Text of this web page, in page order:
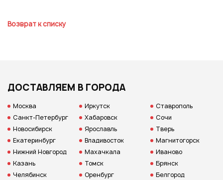
Возврат к списку
ДОСТАВЛЯЕМ В ГОРОДА
Москва
Санкт-Петербург
Новосибирск
Екатеринбург
Нижний Новгород
Казань
Челябинск
Иркутск
Хабаровск
Ярославль
Владивосток
Махачкала
Томск
Оренбург
Ставрополь
Сочи
Тверь
Магнитогорск
Иваново
Брянск
Белгород